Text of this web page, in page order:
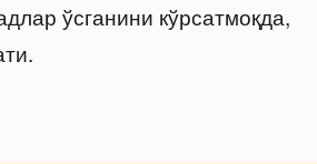
ўсганини кўрсатмоқда,